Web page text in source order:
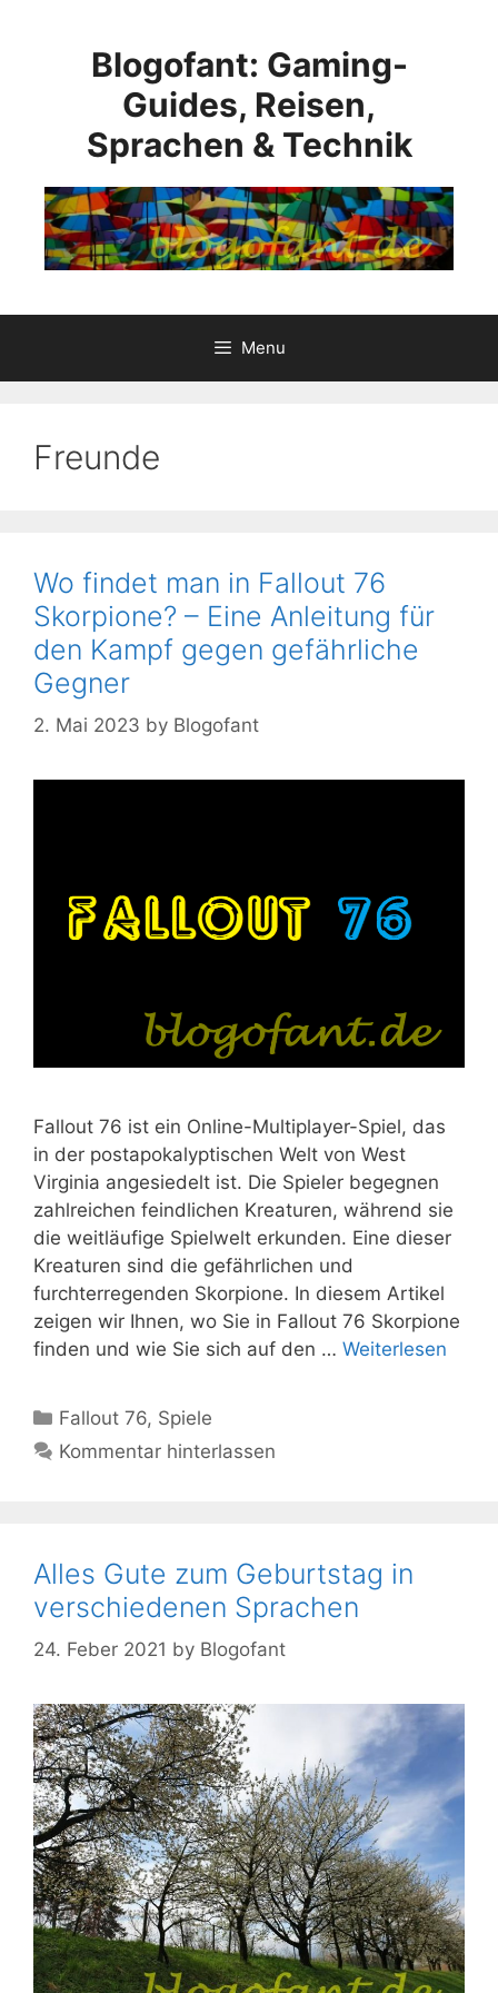
Blogofant: Gaming-
Guides, Reisen,
Sprachen & Technik
Menu
Freunde
Wo findet man in Fallout 76
Skorpione? – Eine Anleitung für
den Kampf gegen gefährliche
Gegner
2. Mai 2023 by Blogofant
Fallout 76 ist ein Online-Multiplayer-Spiel, das
in der postapokalyptischen Welt von West
Virginia angesiedelt ist. Die Spieler begegnen
zahlreichen feindlichen Kreaturen, während sie
die weitläufige Spielwelt erkunden. Eine dieser
Kreaturen sind die gefährlichen und
furchterregenden Skorpione. In diesem Artikel
zeigen wir Ihnen, wo Sie in Fallout 76 Skorpione
finden und wie Sie sich auf den … Weiterlesen
Kategorien
Fallout 76, Spiele
Kommentar hinterlassen
Alles Gute zum Geburtstag in
verschiedenen Sprachen
24. Feber 2021 by Blogofant